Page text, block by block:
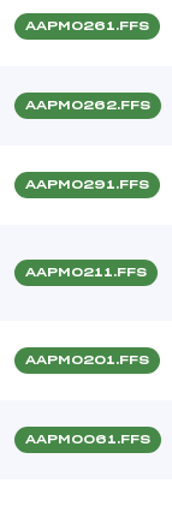
AAPM0261.FFS
AAPM0262.FFS
AAPM0291.FFS
AAPM0211.FFS
AAPM0201.FFS
AAPM0061.FFS